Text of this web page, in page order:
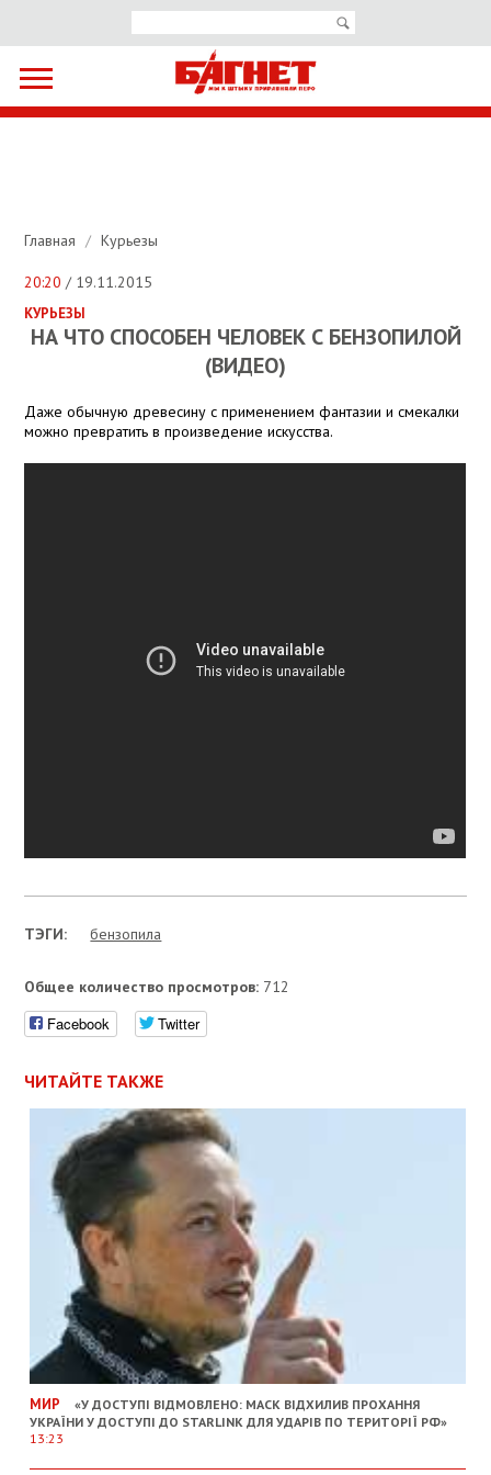
Главная / Курьезы
20:20 / 19.11.2015
КУРЬЕЗЫ
НА ЧТО СПОСОБЕН ЧЕЛОВЕК С БЕНЗОПИЛОЙ
(ВИДЕО)
Даже обычную древесину с применением фантазии и смекалки
можно превратить в произведение искусства.
ТЭГИ: бензопила
Общее количество просмотров: 712
Facebook Twitter
ЧИТАЙТЕ ТАКЖЕ
МИР
«У ДОСТУПІ ВІДМОВЛЕНО: МАСК ВІДХИЛИВ ПРОХАННЯ
УКРАЇНИ У ДОСТУПІ ДО STARLINK ДЛЯ УДАРІВ ПО ТЕРИТОРІЇ РФ»
13:23